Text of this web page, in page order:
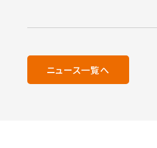
ニュース一覧へ